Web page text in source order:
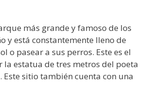
más grande y famoso de los
y está constantemente lleno de
o pasear a sus perros. Este es el
estatua de tres metros del poeta
sitio también cuenta con una